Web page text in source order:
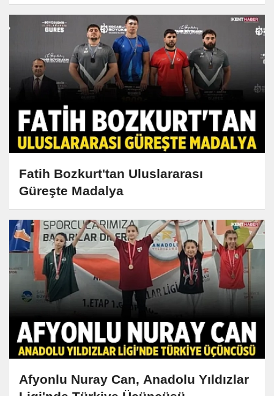
Fatih Bozkurt'tan Uluslararası
Güreşte Madalya
Afyonlu Nuray Can, Anadolu Yıldızlar